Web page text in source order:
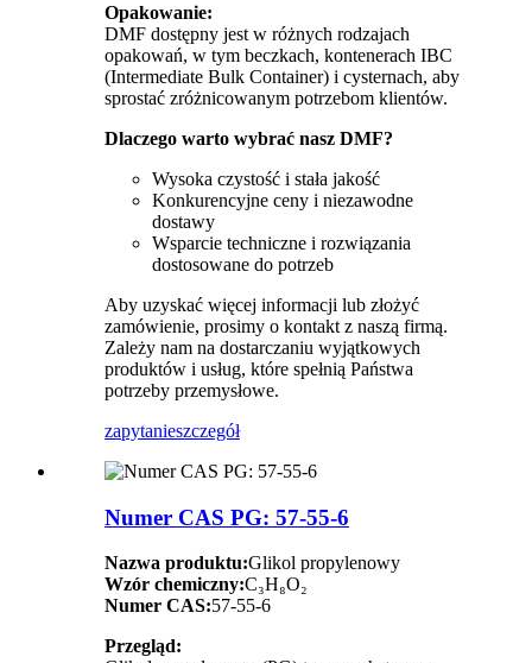
Opakowanie:
DMF dostępny jest w różnych rodzajach
opakowań, w tym beczkach, kontenerach IBC
(Intermediate Bulk Container) i cysternach, aby
sprostać zróżnicowanym potrzebom klientów.
Dlaczego warto wybrać nasz DMF?
Wysoka czystość i stała jakość
Konkurencyjne ceny i niezawodne
dostawy
Wsparcie techniczne i rozwiązania
dostosowane do potrzeb
Aby uzyskać więcej informacji lub złożyć
zamówienie, prosimy o kontakt z naszą firmą.
Zależy nam na dostarczaniu wyjątkowych
produktów i usług, które spełnią Państwa
potrzeby przemysłowe.
zapytanieszczegół
Numer CAS PG: 57-55-6
Nazwa produktu:Glikol propylenowy
Wzór chemiczny:C₃H₈O₂
Numer CAS:57-55-6
Przegląd: